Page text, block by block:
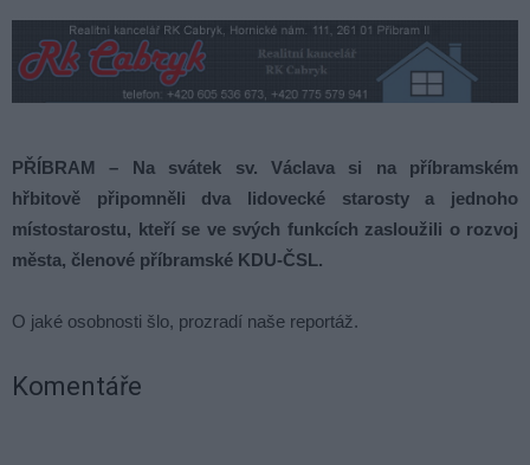
PŘÍBRAM – Na svátek sv. Václava si na příbramském
hřbitově připomněli dva lidovecké starosty a jednoho
místostarostu, kteří se ve svých funkcích zasloužili o rozvoj
města, členové příbramské KDU-ČSL.
O jaké osobnosti šlo, prozradí naše reportáž.
Komentáře